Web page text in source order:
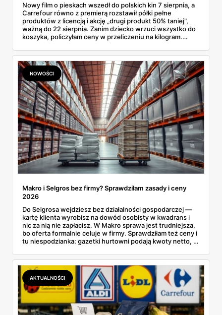
Nowy film o pieskach wszedł do polskich kin 7 sierpnia, a
Carrefour równo z premierą rozstawił półki pełne
produktów z licencją i akcję „drugi produkt 50% taniej",
ważną do 22 sierpnia. Zanim dziecko wrzuci wszystko do
koszyka, policzyłam ceny w przeliczeniu na kilogram.
prawie 140 zł za kilogram, ale lody do mrożenia i rurki
waflowe bronią się nawet bez rabatu.
NOWOŚCI
Makro i Selgros bez firmy? Sprawdziłam zasady i ceny
2026
Do Selgrosa wejdziesz bez działalności gospodarczej —
kartę klienta wyrobisz na dowód osobisty w kwadrans i
nic za nią nie zapłacisz. W Makro sprawa jest trudniejsza,
bo oferta formalnie celuje w firmy. Sprawdziłam też ceny i
tu niespodzianka: gazetki hurtowni podają kwoty netto, a
zawsze wygrywa — ta sama kawa ziarnista kosztuje w
Makro ponad dwa razy więcej niż w weekendowej
promocji dyskontu.
AKTUALNOŚCI